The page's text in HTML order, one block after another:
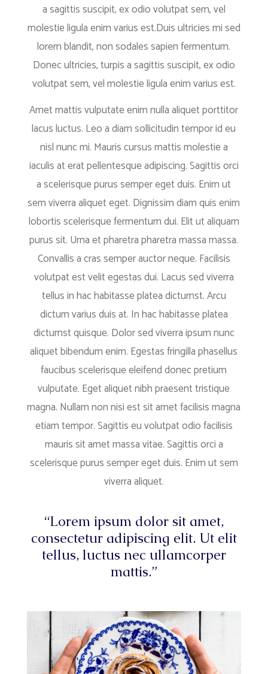
a sagittis suscipit, ex odio volutpat sem, vel
molestie ligula enim varius est.Duis ultricies mi sed
lorem blandit, non sodales sapien fermentum.
Donec ultricies, turpis a sagittis suscipit, ex odio
volutpat sem, vel molestie ligula enim varius est.
Amet mattis vulputate enim nulla aliquet porttitor
lacus luctus. Leo a diam sollicitudin tempor id eu
nisl nunc mi. Mauris cursus mattis molestie a
iaculis at erat pellentesque adipiscing. Sagittis orci
a scelerisque purus semper eget duis. Enim ut
sem viverra aliquet eget. Dignissim diam quis enim
lobortis scelerisque fermentum dui. Elit ut aliquam
purus sit. Urna et pharetra pharetra massa massa.
Convallis a cras semper auctor neque. Facilisis
volutpat est velit egestas dui. Lacus sed viverra
tellus in hac habitasse platea dictumst. Arcu
dictum varius duis at. In hac habitasse platea
dictumst quisque. Dolor sed viverra ipsum nunc
aliquet bibendum enim. Egestas fringilla phasellus
faucibus scelerisque eleifend donec pretium
vulputate. Eget aliquet nibh praesent tristique
magna. Nullam non nisi est sit amet facilisis magna
etiam tempor. Sagittis eu volutpat odio facilisis
mauris sit amet massa vitae. Sagittis orci a
scelerisque purus semper eget duis. Enim ut sem
viverra aliquet.
“Lorem ipsum dolor sit amet,
consectetur adipiscing elit. Ut elit
tellus, luctus nec ullamcorper
mattis.”